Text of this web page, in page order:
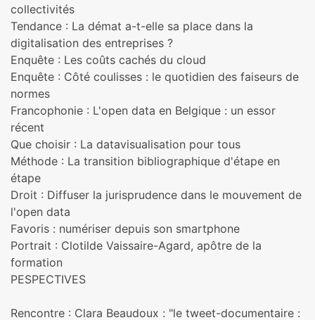
collectivités
Tendance : La démat a-t-elle sa place dans la
digitalisation des entreprises ?
Enquête : Les coûts cachés du cloud
Enquête : Côté coulisses : le quotidien des faiseurs de
normes
Francophonie : L'open data en Belgique : un essor
récent
Que choisir : La datavisualisation pour tous
Méthode : La transition bibliographique d'étape en
étape
Droit : Diffuser la jurisprudence dans le mouvement de
l'open data
Favoris : numériser depuis son smartphone
Portrait : Clotilde Vaissaire-Agard, apôtre de la
formation
PESPECTIVES
Rencontre : Clara Beaudoux : "le tweet-documentaire :